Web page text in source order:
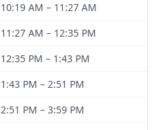
10:19 AM – 11:27 AM
11:27 AM – 12:35 PM
12:35 PM – 1:43 PM
1:43 PM – 2:51 PM
2:51 PM – 3:59 PM